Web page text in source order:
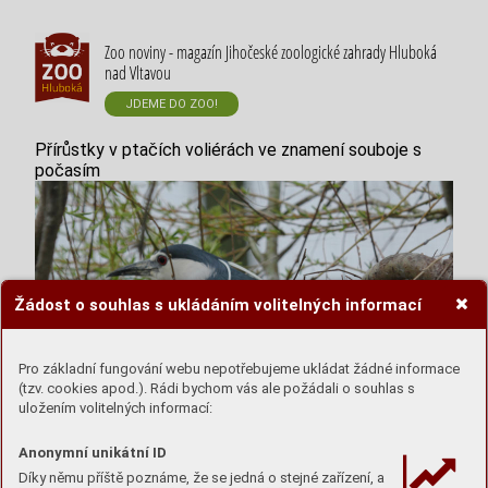
Žádost o souhlas s ukládáním volitelných informací
Pro základní fungování webu nepotřebujeme ukládat žádné informace
(tzv. cookies apod.). Rádi bychom vás ale požádali o souhlas s
uložením volitelných informací:
Anonymní unikátní ID
Díky němu příště poznáme, že se jedná o stejné zařízení, a
Zoo noviny - magazín Jihočeské zoologické zahrady Hluboká
nad Vltavou
JDEME DO ZOO!
Přírůstky v ptačích voliérách ve znamení souboje s
počasím
V naší zoologické zahradě chováme celkem 127 druhů